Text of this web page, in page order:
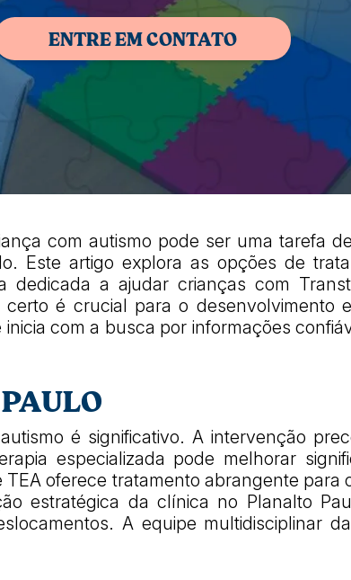
ENTRE EM CONTATO
com autismo pode ser uma tarefa
Este artigo explora as opções de
dedicada a ajudar crianças com
é crucial para o
com a busca por informações
é significativo. A intervenção
especializada pode melhorar
oferece tratamento abrangente
estratégica da clínica no Planalto
A equipe multidisciplinar